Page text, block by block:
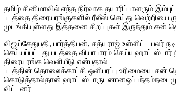
தமிழ் சினிமாவில் எந்த நிர்வாக தயாரிப்பாளரும்
படத்தை திரையரங்குகளில் ரீலீஸ் செய்து வெற்றியை
முடங்கியுள்ளது இத்தனை சிறப்புகள் இருந்தும் சன்
விஜய்சேதுபதி, பார்த்திபன், சத்யராஜ் உள்ளிட்ட பலர்
செய்யப்பட்டது படத்தை வியாபாரம் செய்யஹாட்
திரையரங்க வெளியீடு என்பதால்
படத்தின் தொலைக்காட்சி ஒளிபரப்பு உரிமையை சன்
கொடுத்தால்தான் ஹாட்
விட்டனர்